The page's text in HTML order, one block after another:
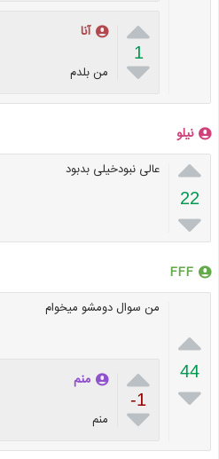

1

آنا
من بلدم
نیلو

22

عالی نبودخیلی بدبود
FFF

44

من سوال دومشو میخوام

-1

منم
منم